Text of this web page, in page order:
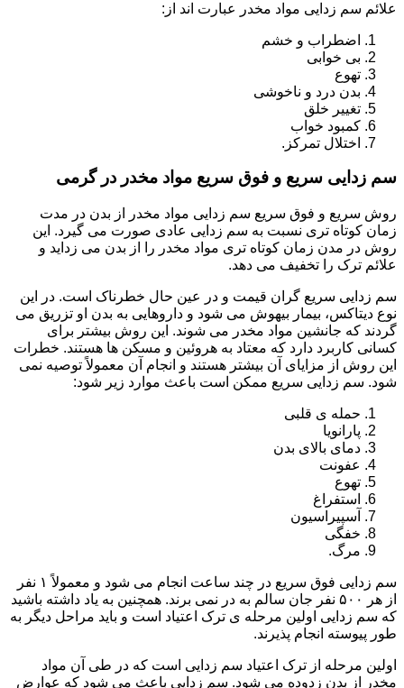
علائم سم زدایی مواد مخدر عبارت اند از:
اضطراب و خشم
بی خوابی
تهوع
بدن درد و ناخوشی
تغییر خلق
کمبود خواب
اختلال تمرکز.
سم زدایی سریع و فوق سریع مواد مخدر در گرمی
روش سریع و فوق سریع سم زدایی مواد مخدر از بدن در مدت
زمان کوتاه تری نسبت به سم زدایی عادی صورت می گیرد. این
روش در مدن زمان کوتاه تری مواد مخدر را از بدن می زداید و
علائم ترک را تخفیف می دهد.
سم زدایی سریع گران قیمت و در عین حال خطرناک است. در این
نوع دیتاکس، بیمار بیهوش می شود و داروهایی به بدن او تزریق می
گردند که جانشین مواد مخدر می شوند. این روش بیشتر برای
کسانی کاربرد دارد که معتاد به هروئین و مسکن ها هستند. خطرات
این روش از مزایای آن بیشتر هستند و انجام آن معمولاً توصیه نمی
شود. سم زدایی سریع ممکن است باعث موارد زیر شود:
حمله ی قلبی
پارانویا
دمای بالای بدن
عفونت
تهوع
استفراغ
آسپیراسیون
خفگی
مرگ.
سم زدایی فوق سریع در چند ساعت انجام می شود و معمولاً ۱ نفر
از هر ۵۰۰ نفر جان سالم به در نمی برند. همچنین به یاد داشته باشید
که سم زدایی اولین مرحله ی ترک اعتیاد است و باید مراحل دیگر به
طور پیوسته انجام پذیرند.
اولین مرحله از ترک اعتیاد سم زدایی است که در طی آن مواد
مخدر از بدن زدوده می شود. سم زدایی باعث می شود که عوارض